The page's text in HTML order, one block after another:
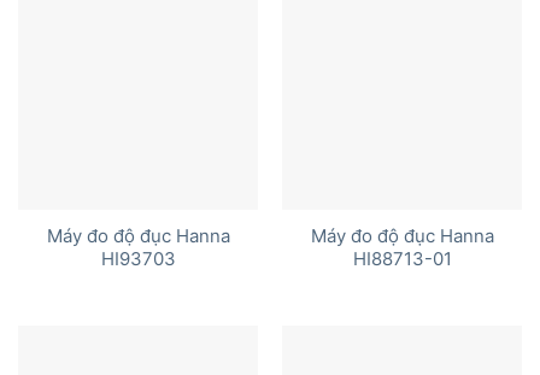
Máy đo độ đục Hanna
HI93703
Máy đo độ đục Hanna
HI88713-01